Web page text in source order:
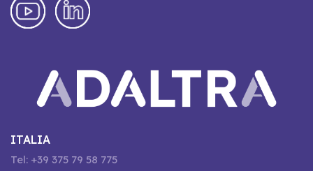
ITALIA
Tel: +39 375 79 58 775